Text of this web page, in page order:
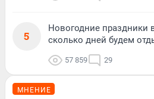
5
Новогодние праздники
сколько дней будем
57 859 29
МНЕНИЕ